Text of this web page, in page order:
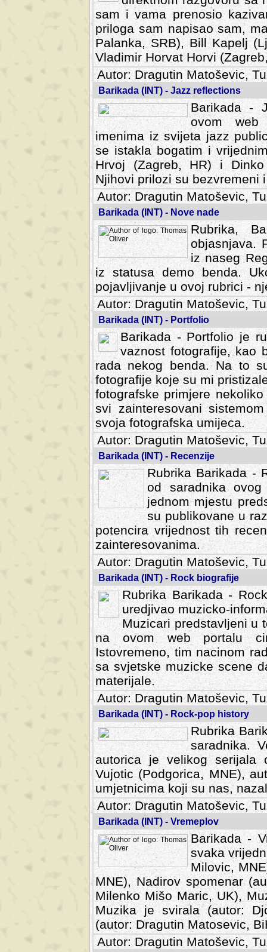
sam i vama prenosio
priloga sam napisao sam,
Palanka, SRB), Bill Kapelj
Vladimir Horvat Horvi
Autor: Dragutin Matoševic,
Barikada (INT) - Jazz reflections
Barikada -
ovom web
imenima iz svijeta jazz
se istakla bogatim i
Hrvoj (Zagreb, HR) i
Njihovi prilozi su bezvremeni
Autor: Dragutin Matoševic,
Barikada (INT) - Nove nade
Rubrika,
objasnjava.
iz naseg
iz statusa demo benda.
pojavljivanje u ovoj rubrici -
Autor: Dragutin Matoševic,
Barikada (INT) - Portfolio
Barikada - Portfolio je
vaznost fotografije, kao
rada nekog benda. Na to
fotografije koje su mi
fotografske primjere
svi zainteresovani
svoja fotografska umijeca.
Autor: Dragutin Matoševic,
Barikada (INT) - Recenzije
Rubrika Barikada -
od saradnika
jednom mjestu
su publikovane u
potencira vrijednost tih
zainteresovanima.
Autor: Dragutin Matoševic,
Barikada (INT) - Rock biografije
Rubrika Barikada -
uredjivao muzicko-
Muzicari predstavljeni u
na ovom web portalu
Istovremeno, tim nacinom
sa svjetske muzicke scene
materijale.
Autor: Dragutin Matoševic,
Barikada (INT) - Rock-pop history
Rubrika
saradnika.
autorica je velikog serijala
Vujotic (Podgorica, MNE),
umjetnicima koji su nas,
Autor: Dragutin Matoševic,
Barikada (INT) - Vremeplov
Barikada -
svaka
Milovic,
MNE), Nadirov spomenar
Milenko Mišo Maric, UK),
Muzika je svirala (autor:
(autor: Dragutin Matosevic,
Autor: Dragutin Matoševic,